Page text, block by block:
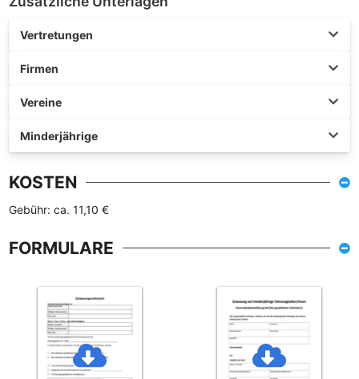
Vertretungen
Firmen
Vereine
Minderjährige
KOSTEN
Gebühr: ca. 11,10 €
FORMULARE